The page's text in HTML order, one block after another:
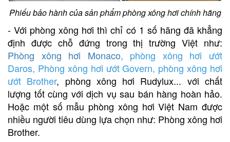
Phiếu bảo hành của sản phẩm phòng xông hơi chính hãng
- Với phòng xông hơi thì chỉ có 1 số hãng đã khẳng
định được chỗ đứng trong thị trường Việt như:
Phòng xông hơi Monaco, phòng xông hơi ướt
Daros, Phòng xông hơi ướt Govern, phòng xông hơi
ướt Brother, phòng xông hơi Rudylux... với chất
lượng tốt cùng với dịch vụ sau bán hàng hoàn hảo.
Hoặc một số mẫu phòng xông hơi Việt Nam được
nhiều người tiêu dùng lựa chọn như: Phòng xông hơi
Brother.